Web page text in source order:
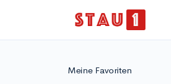
Meine Favoriten